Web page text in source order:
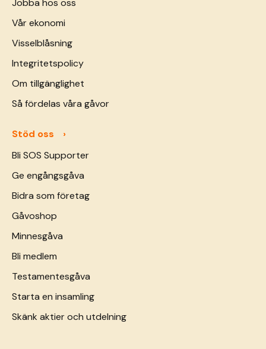
Jobba hos oss
Vår ekonomi
Visselblåsning
Integritetspolicy
Om tillgänglighet
Så fördelas våra gåvor
Stöd oss
Bli SOS Supporter
Ge engångsgåva
Bidra som företag
Gåvoshop
Minnesgåva
Bli medlem
Testamentesgåva
Starta en insamling
Skänk aktier och utdelning